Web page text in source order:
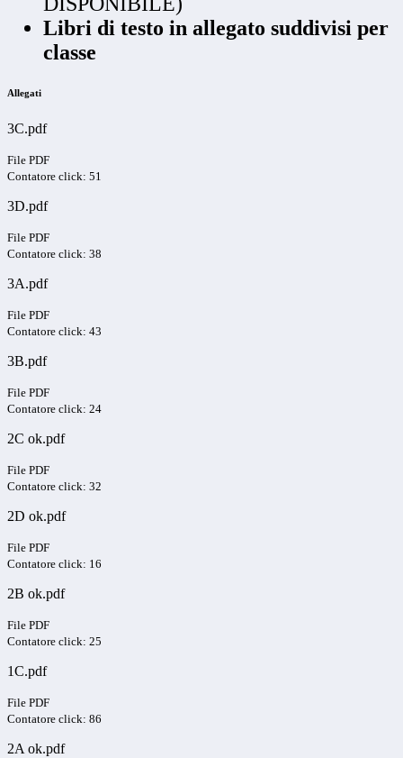
Libri di testo in allegato suddivisi per
classe
Allegati
3C.pdf
File PDF
Contatore click: 51
3D.pdf
File PDF
Contatore click: 38
3A.pdf
File PDF
Contatore click: 43
3B.pdf
File PDF
Contatore click: 24
2C ok.pdf
File PDF
Contatore click: 32
2D ok.pdf
File PDF
Contatore click: 16
2B ok.pdf
File PDF
Contatore click: 25
1C.pdf
File PDF
Contatore click: 86
2A ok.pdf